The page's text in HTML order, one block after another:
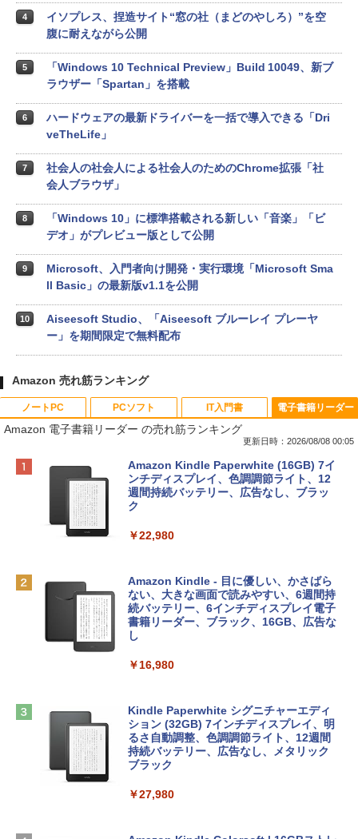
4
イソプレス、捏造サイト“窓の社（まどのやしろ）”を空
腹に耐えながら公開
5
「Windows 10 Technical Preview」Build 10049、新ブ
ラウザー「Spartan」を搭載
6
ハードウェアの最新ドライバーを一括で導入できる「Dri
veTheLife」
7
社会人の社会人による社会人のためのChrome拡張「社
会人ブラウザ」
8
「Windows 10」に標準搭載される新しい「音楽」「ビ
デオ」がプレビュー版として公開
9
Microsoft、入門者向け開発・実行環境「Microsoft Sma
ll Basic」の最新版v1.1を公開
10
Aiseesoft Studio、「Aiseesoft ブルーレイ プレーヤ
ー」を期間限定で無料配布
Amazon 売れ筋ランキング
ノートPC
Apple 2026 MacBook Neo A18 Proチッ
プ搭載13インチノートブック：AIとAppl
e Intelligence、Liquid Retinaディスプ
レイ、8GBメモリ、512GB SSD、1080p
ィゴ + 3年延長 AppleCare+ for 13インチ
￥162,598
tomtoc 360°保護 15.6 16インチ パソコ
ンケース Dell NEC Lavie ASUS HP dyna
Apple 2026 MacBook Air M5チップ搭載
13インチノートブック：AIとApple Intell
igence、13.6インチLiquid Retinaディ
スプレイ、16GBユニファイドメモリ、1
ームカメラ、日本語キーボード、Touch I
￥261,414
PCソフト
Robloxギフトカード - 800 Robux 【限
定バーチャルアイテムを含む】 【オンラ
インゲームコード】 ロブロックス | オン
ラインコード版
￥1,300
Robloxギフトカード - 1000 Robux 【限
定バーチャルアイテムを含む】 【オンラ
インゲームコード】 ロブロックス |オン
ラインコード版
4(最新 永続版)|オンラインコード版|Wind
ows11、10/mac対応|PC2台
￥39,582
Robloxギフトカード - 2,000 Robux 【限
IT入門書
生成AIパスポート公式テキスト 第４版
￥1,766
出す プロンプトの言葉 AI画像生成シリー
ズ (はぴーイラストLabo)
￥480
ClaudeCode いちばんやさしい 教科書:
にもKindle出版にも！ 非エンジニアのた
めのAIコーディング入門シリーズ
￥99
1冊ですべて身につくHTML & CSSとWe
電子書籍リーダー
Amazon 電子書籍リーダー の売れ筋ランキング
更新日時：2026/08/08 00:05
Amazon Kindle Paperwhite (16GB) 7イ
ンチディスプレイ、色調調節ライト、12
週間持続バッテリー、広告なし、ブラッ
ク
￥22,980
Amazon Kindle - 目に優しい、かさばら
ない、大きな画面で読みやすい、6週間持
続バッテリー、6インチディスプレイ電子
書籍リーダー、ブラック、16GB、広告な
し
￥16,980
Kindle Paperwhite シグニチャーエディ
ション (32GB) 7インチディスプレイ、明
るさ自動調整、色調調節ライト、12週間
持続バッテリー、広告なし、メタリック
ブラック
￥27,980